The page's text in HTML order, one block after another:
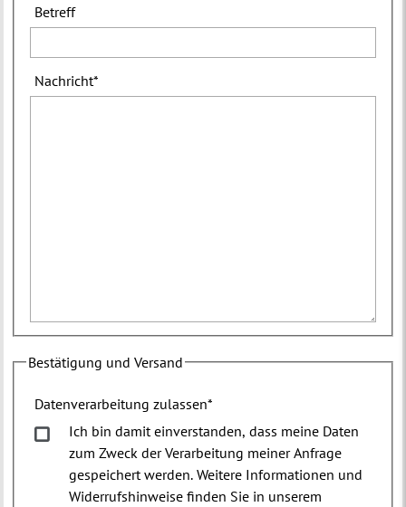
Betreff
Nachricht*
Bestätigung und Versand
Datenverarbeitung zulassen*
Ich bin damit einverstanden, dass meine Daten
zum Zweck der Verarbeitung meiner Anfrage
gespeichert werden. Weitere Informationen und
Widerrufshinweise finden Sie in unserem